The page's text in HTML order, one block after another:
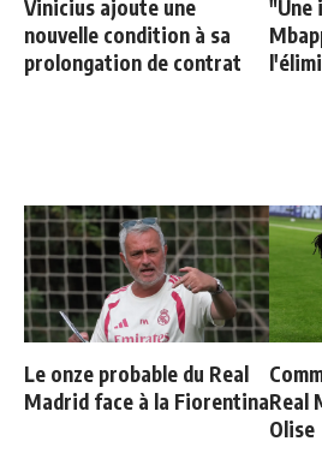
Vinicius ajoute une
nouvelle condition à sa
prolongation de contrat
"Une
Le onze probable du Real
Madrid face à la FiorentinaReal
Olise